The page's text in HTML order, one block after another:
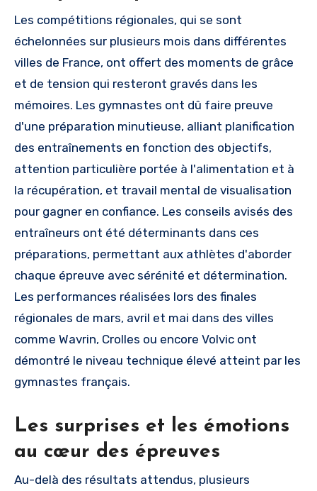
Les compétitions régionales, qui se sont
échelonnées sur plusieurs mois dans différentes
villes de France, ont offert des moments de grâce
et de tension qui resteront gravés dans les
mémoires. Les gymnastes ont dû faire preuve
d'une préparation minutieuse, alliant planification
des entraînements en fonction des objectifs,
attention particulière portée à l'alimentation et à
la récupération, et travail mental de visualisation
pour gagner en confiance. Les conseils avisés des
entraîneurs ont été déterminants dans ces
préparations, permettant aux athlètes d'aborder
chaque épreuve avec sérénité et détermination.
Les performances réalisées lors des finales
régionales de mars, avril et mai dans des villes
comme Wavrin, Crolles ou encore Volvic ont
démontré le niveau technique élevé atteint par les
gymnastes français.
Les surprises et les émotions
au cœur des épreuves
Au-delà des résultats attendus, plusieurs